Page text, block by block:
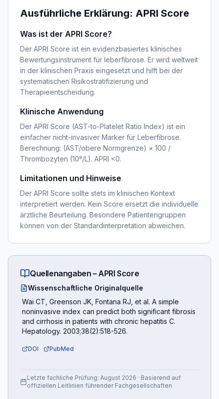
Ausführliche Erklärung: APRI Score
Was ist der APRI Score?
Der APRI Score ist ein evidenzbasiertes klinisches
Bewertungsinstrument für leberfibrose. Er wird weltweit
in der klinischen Praxis eingesetzt und hilft bei der
systematischen Risikostratifizierung und
Therapieentscheidung.
Klinische Anwendung
Der APRI Score (AST-to-Platelet Ratio Index) ist ein
einfacher nicht-invasiver Marker für Leberfibrose.
Berechnung: (AST/obere Normgrenze) × 100 /
Thrombozyten (10⁹/L). APRI <0.
Limitationen und Hinweise
Der APRI Score sollte stets im klinischen Kontext
interpretiert werden. Kein Score ersetzt die individuelle
ärztliche Beurteilung. Besondere Patientengruppen
können von der Standardinterpretation abweichen.
Quellenangaben –APRI Score
Wissenschaftliche Originalquelle
Wai CT, Greenson JK, Fontana RJ, et al. A simple
noninvasive index can predict both significant fibrosis
and cirrhosis in patients with chronic hepatitis C.
Hepatology. 2003;38(2):518-526.
DOI PubMed
Letzte fachliche Prüfung: August 2026 · Basierend auf
offiziellen Leitlinien führender Fachgesellschaften